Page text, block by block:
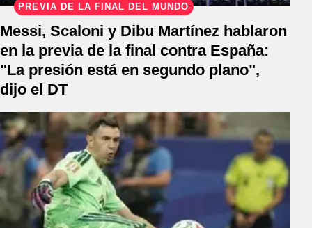
PREVIA DE LA FINAL DEL MUNDO
Messi, Scaloni y Dibu Martínez hablaron
en la previa de la final contra España:
"La presión está en segundo plano",
dijo el DT